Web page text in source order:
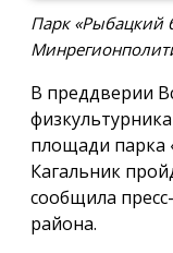
Парк «Рыбацкий
В преддверии
площади парка
Кагальник
сообщила
района.